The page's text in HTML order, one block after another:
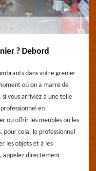
? Debord
dans votre grenier
où on a marre de
vous arriviez à une telle
en
ou offrir les meubles ou les
pour cela, le professionnel
les objets et à les
appelez directement